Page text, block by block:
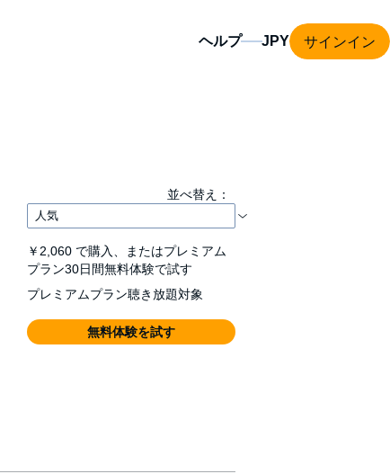
ヘルプ サインイン
並べ替え：
￥2,060 で購入、またはプレミアム
プラン30日間無料体験で試す
プレミアムプラン聴き放題対象
無料体験を試す